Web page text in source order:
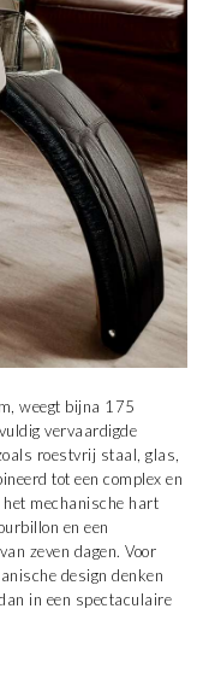
weegt bijna 175
vervaardigde
roestvrij staal, glas,
tot een complex en
mechanische hart
en een
zeven dagen. Voor
design denken
in een spectaculaire